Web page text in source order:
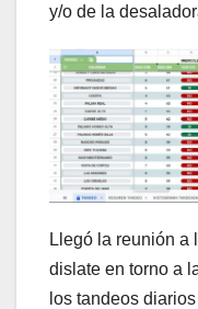
y/o de la
Llegó la reunión a
dislate en torno a
los tandeos